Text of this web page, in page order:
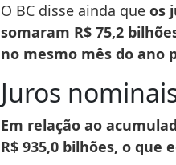
O BC disse ainda que os
somaram R$ 75,2
no mesmo mês do ano
Juros
Em relação ao
R$ 935,0 bilhões, o que